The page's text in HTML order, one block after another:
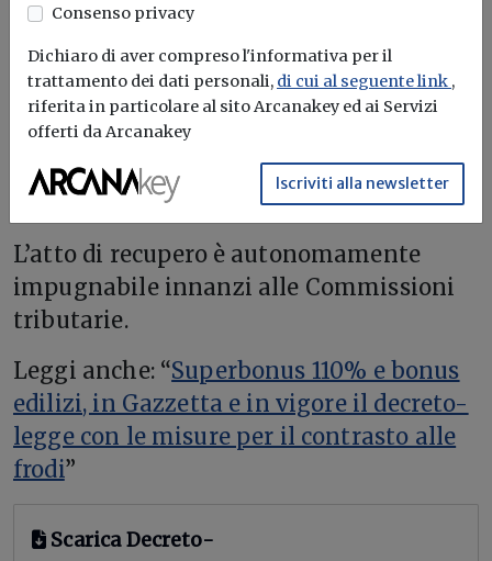
al domicilio fiscale del contribuente
momento della commissione della
violazione; in mancanza di domicilio
fiscale, l’attribuzione andrà ad altra
struttura individuata con provvedimento
direttoriale.
L’atto di recupero è autonomamente
impugnabile innanzi alle Commissioni
tributarie.
Leggi anche: “Superbonus 110% e bonus
edilizi, in Gazzetta e in vigore il decreto-
legge con le misure per il contrasto alle
frodi”
Scarica Decreto-
Consenso privacy
Dichiaro di aver compreso l'informativa per il
trattamento dei dati personali, di cui al seguente link ,
riferita in particolare al sito Arcanakey ed ai Servizi
offerti da Arcanakey
Iscriviti alla newsletter